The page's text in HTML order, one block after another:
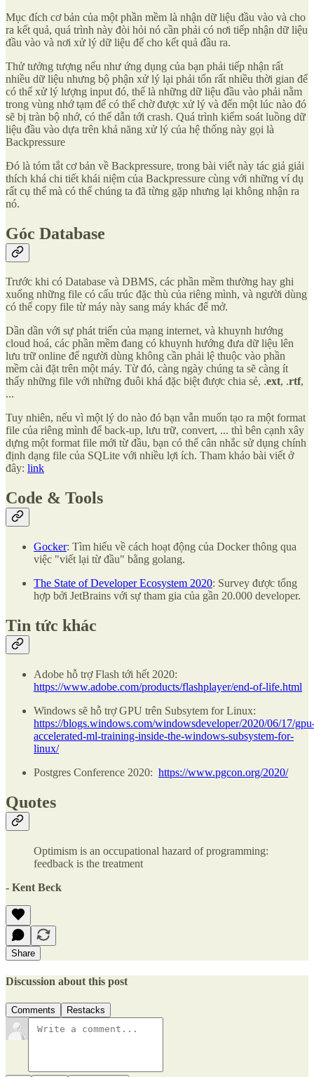
Mục đích cơ bản của một phần mềm là nhận dữ liệu đầu vào và cho
ra kết quả, quá trình này đòi hỏi nó cần phải có nơi tiếp nhận dữ liệu
đầu vào và nơi xử lý dữ liệu để cho kết quả đầu ra.
Thử tưởng tượng nếu như ứng dụng của bạn phải tiếp nhận rất
nhiều dữ liệu nhưng bộ phận xử lý lại phải tốn rất nhiều thời gian để
có thể xử lý lượng input đó, thế là những dữ liệu đầu vào phải nằm
trong vùng nhớ tạm để có thể chờ được xử lý và đến một lúc nào đó
sẽ bị tràn bộ nhớ, có thể dẫn tới crash. Quá trình kiểm soát luồng dữ
liệu đầu vào dựa trên khả năng xử lý của hệ thống này gọi là
Backpressure
Đó là tóm tắt cơ bản về Backpressure, trong bài viết này tác giả giải
thích khá chi tiết khái niệm của Backpressure cùng với những ví dụ
rất cụ thể mà có thể chúng ta đã từng gặp nhưng lại không nhận ra
nó.
Góc Database
Trước khi có Database và DBMS, các phần mềm thường hay ghi
xuống những file có cấu trúc đặc thù của riêng mình, và người dùng
có thể copy file từ máy này sang máy khác để mở.
Dần dần với sự phát triển của mạng internet, và khuynh hướng
cloud hoá, các phần mềm đang có khuynh hướng đưa dữ liệu lên
lưu trữ online để người dùng không cần phải lệ thuộc vào phần
mềm cài đặt trên một máy. Từ đó, càng ngày chúng ta sẽ càng ít
thấy những file với những đuôi khá đặc biệt được chia sẻ, .ext, .rtf,
...
Tuy nhiên, nếu vì một lý do nào đó bạn vẫn muốn tạo ra một format
file của riêng mình để back-up, lưu trữ, convert, ... thì bên cạnh xây
dựng một format file mới từ đầu, bạn có thể cân nhắc sử dụng chính
định dạng file của SQLite với nhiều lợi ích. Tham khảo bài viết ở
đây: link
Code & Tools
Gocker: Tìm hiểu về cách hoạt động của Docker thông qua
việc "viết lại từ đầu" bằng golang.
The State of Developer Ecosystem 2020: Survey được tổng
hợp bởi JetBrains với sự tham gia của gần 20.000 developer.
Tin tức khác
Adobe hỗ trợ Flash tới hết 2020:
https://www.adobe.com/products/flashplayer/end-of-life.html
Windows sẽ hỗ trợ GPU trên Subsytem for Linux:
https://blogs.windows.com/windowsdeveloper/2020/06/17/
accelerated-ml-training-inside-the-windows-subsystem-for-
linux/
Postgres Conference 2020: https://www.pgcon.org/2020/
Quotes
Optimism is an occupational hazard of programming:
feedback is the treatment
- Kent Beck
Share
Discussion about this post
Comments Restacks